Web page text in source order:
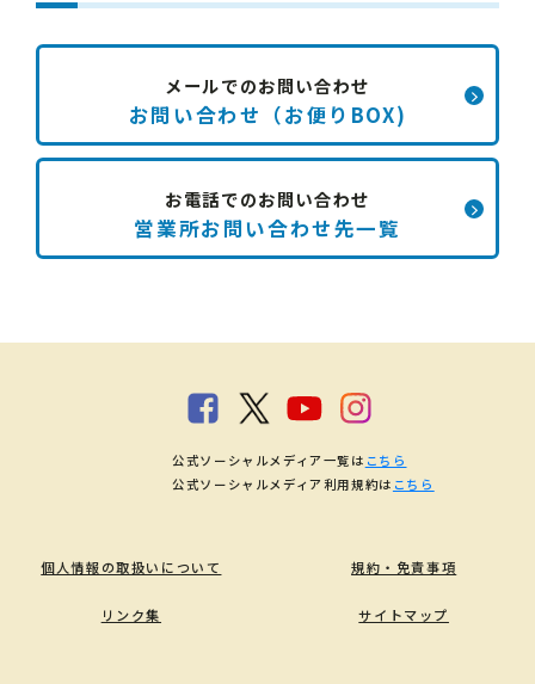
メールでのお問い合わせ
お問い合わせ（お便りBOX)
お電話でのお問い合わせ
営業所お問い合わせ先一覧
個人情報の取扱いについて 規約・免責事項
リンク集 サイトマップ
公式ソーシャルメディア一覧は こちら
公式ソーシャルメディア利用規約は こちら